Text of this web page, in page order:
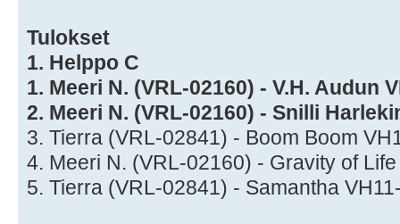
Tulokset
1. Helppo C
1. Meeri N. (VRL-02160) - V.H. Audun
2. Meeri N. (VRL-02160) - Snilli
3. Tierra (VRL-02841) - Boom Boom
4. Meeri N. (VRL-02160) - Gravity of
5. Tierra (VRL-02841) - Samantha